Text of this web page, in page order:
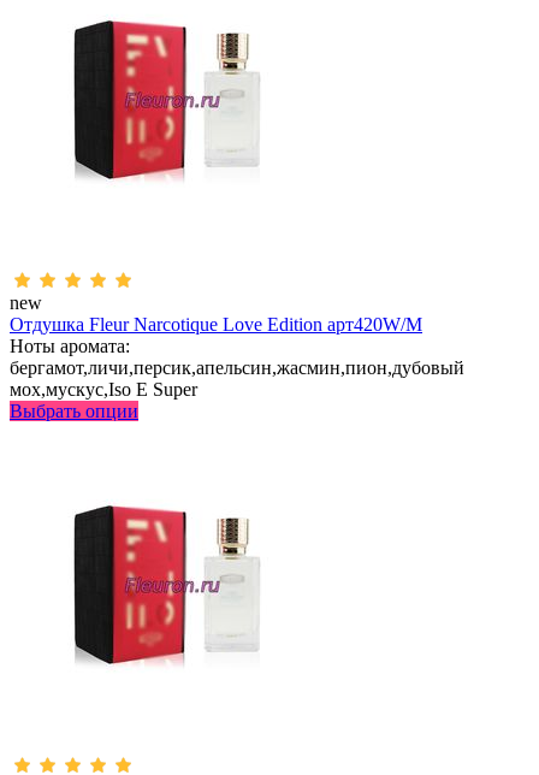
new
Отдушка Fleur Narcotique Love Edition арт420W/M
Ноты аромата:
бергамот,личи,персик,апельсин,жасмин,пион,дубовый
мох,мускус,Iso E Super
Выбрать опции